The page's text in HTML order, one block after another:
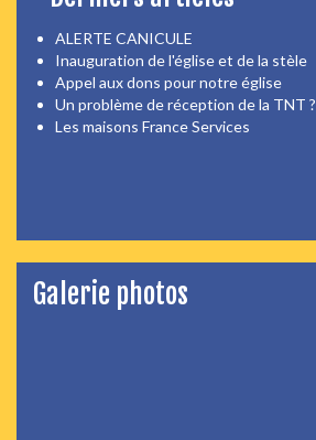
ALERTE CANICULE
Inauguration de l'église et de la stèle
Appel aux dons pour notre église
Un problème de réception de la TNT ?
Les maisons France Services
Galerie photos